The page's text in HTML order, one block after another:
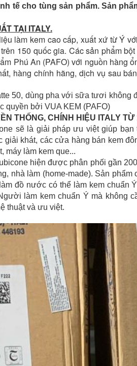
tế cho tùng sản phẩm. Sản
TẠI ITALY.
làm kem cao cấp, xuất xứ từ Ý
150 quốc gia. Các sản phẩm
Phú An (PAFO) với nguồn hàng
hàng chính hãng, dịch vụ sau
50, dùng pha với sữa tươi
quyền bởi VUA KEM (PAFO)
THỐNG, CHÍNH HIỆU ITALY TỪ
sẽ là giải pháp ưu việt giúp
khát, các cửa hàng bán kem
máy làm kem que...
hiện được phân phối gần
nhà làm (home-made). Sản
đồ nước có thể làm kem chuẩn
làm kem chuẩn Ý mà không
thuật và ưu việt.